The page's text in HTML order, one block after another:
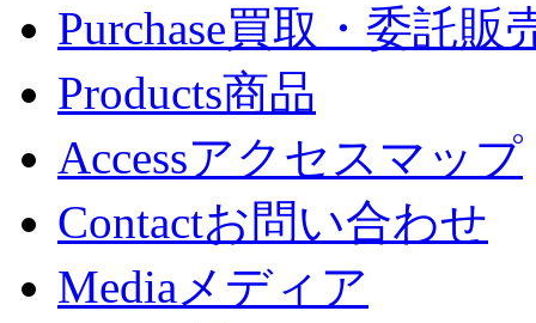
Purchase買取・委託販
Products商品
Accessアクセスマップ
Contactお問い合わせ
Mediaメディア